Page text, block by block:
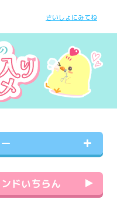
さいしょにみてね
ドいちらん